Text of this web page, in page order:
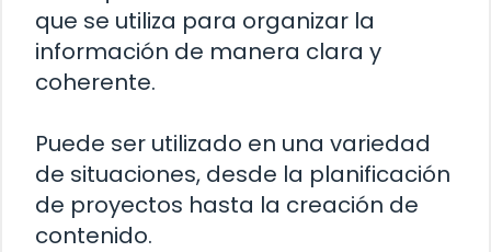
que se utiliza para organizar la
información de manera clara y
coherente.
Puede ser utilizado en una variedad
de situaciones, desde la planificación
de proyectos hasta la creación de
contenido.